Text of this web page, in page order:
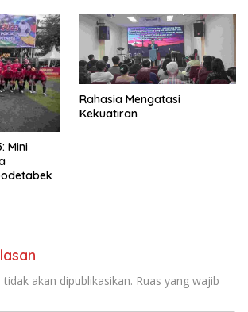
Mini
Rahasia Mengatasi
Kekuatiran
akan dipublikasikan. Ruas yang wajib